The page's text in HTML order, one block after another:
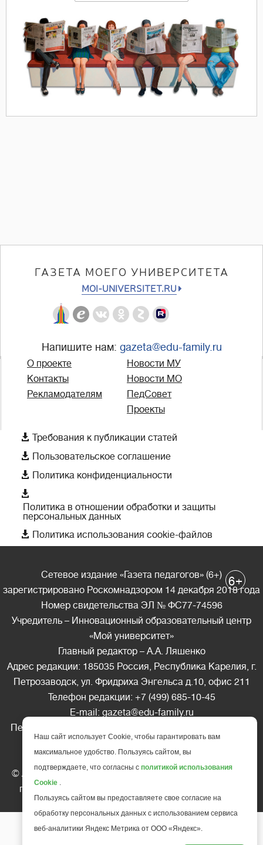
ГАЗЕТА МОЕГО УНИВЕРСИТЕТА
MOI-UNIVERSITET.RU
Напишите нам: gazeta@edu-family.ru
О проекте
Контакты
Рекламодателям
Новости МУ
Новости МО
ПедСовет
Проекты
 Требования к публикации статей
 Пользовательское соглашение
 Политика конфиденциальности

Политика в отношении обработки и защиты
персональных данных
 Политика использования cookie-файлов
Сетевое издание «Газета педагогов» (6+)
зарегистрировано Роскомнадзором 14 декабря 2018 года
Номер свидетельства ЭЛ № ФС77-74596
Учредитель – Инновационный образовательный центр
«Мой университет»
Главный редактор – А.А. Ляшенко
Адрес редакции: 185035 Россия, Республика Карелия, г.
Петрозаводск, ул. Фридриха Энгельса д.10, офис 211
Телефон редакции: +7 (499) 685-10-45
E-mail: gazeta@edu-family.ru
Перепечатка материалов газеты допускается только c
письменного разрешения редакции
Ссылка на «Газету педагогов» обязательна.
© АНО ДПО "Инновационный образовательный центр
повышения квалификации и переподготовки "
университет
6+
Наш сайт использует Cookie, чтобы гарантировать вам
максимальное удобство. Пользуясь сайтом, вы
подтверждаете, что согласны с политикой использования
Cookie .
Пользуясь сайтом вы предоставляете свое согласие на
обработку персональных данных с использованием сервиса
веб-аналитики Яндекс Метрика от ООО «Яндекс».